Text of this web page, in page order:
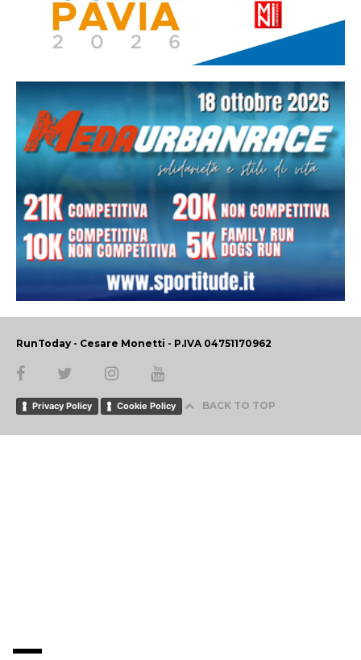
RunToday - Cesare Monetti - P.IVA 04751170962
Privacy Policy Cookie Policy BACK TO TOP